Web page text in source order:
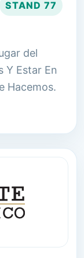
STAND 77
del
Y Estar En
Hacemos.